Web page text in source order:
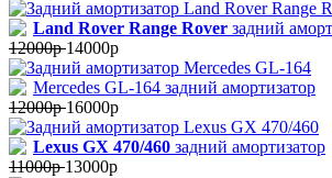
Land Rover Range Rover задний
12000р14000р
Mercedes GL-164 задний амортизатор
12000р16000р
Lexus GX 470/460 задний амортизатор
11000р13000р